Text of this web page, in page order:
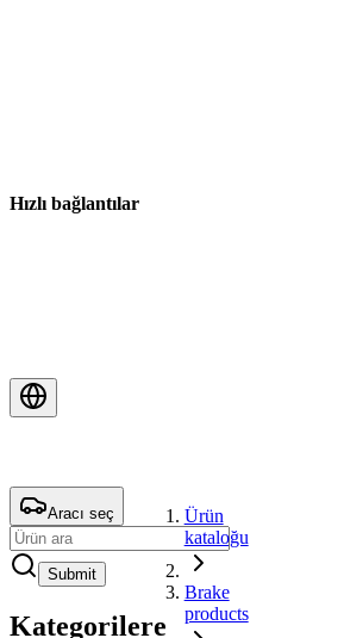
Hızlı bağlantılar
Aracı seç
Submit
Kategorilere
Ürün
kataloğu
Brake
products